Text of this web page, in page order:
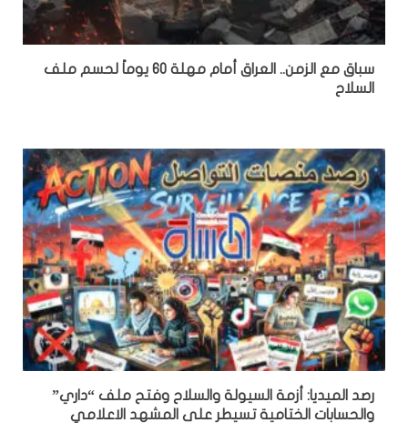
سباق مع الزمن.. العراق أمام مهلة 60 يوماً لحسم ملف
السلاح
رصد الميديا: أزمة السيولة والسلاح وفتح ملف “داري”
والحسابات الختامية تسيطر على المشهد الاعلامي